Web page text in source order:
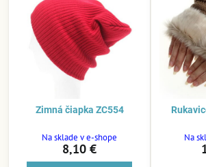
Zimná čiapka ZC554
Na sklade v e-shope
8,10 €
Na